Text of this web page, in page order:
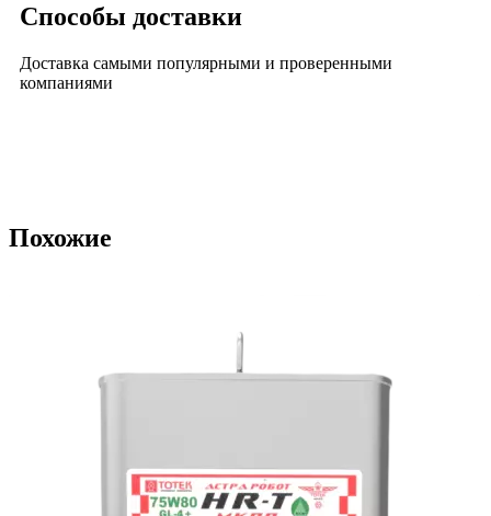
Способы доставки
Доставка самыми популярными и проверенными
компаниями
Похожие